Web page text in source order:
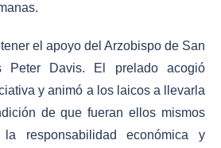
el apoyo del Arzobispo de San
Peter Davis. El prelado acogió
y animó a los laicos a llevarla
de que fueran ellos mismos
la responsabilidad económica y